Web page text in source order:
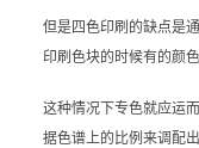
但是四色印刷的缺点是
印刷色块的时候有的颜
这种情况下专色就应运
据色谱上的比例来调配